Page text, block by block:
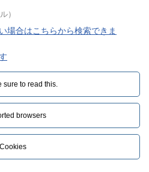
）
場合はこちらから検索できま
sure to read this.‎
browsers
Cookies